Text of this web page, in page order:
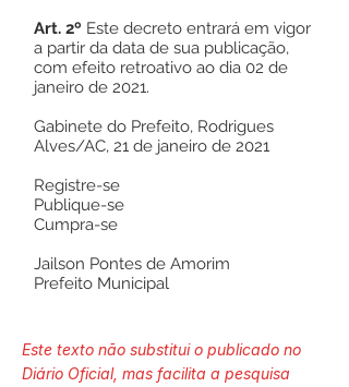
Art. 2º Este decreto entrará em vigor
a partir da data de sua publicação,
com efeito retroativo ao dia 02 de
janeiro de 2021.
Gabinete do Prefeito, Rodrigues
Alves/AC, 21 de janeiro de 2021
Registre-se
Publique-se
Cumpra-se
Jailson Pontes de Amorim
Prefeito Municipal
Este texto não substitui o publicado no
Diário Oficial, mas facilita a pesquisa